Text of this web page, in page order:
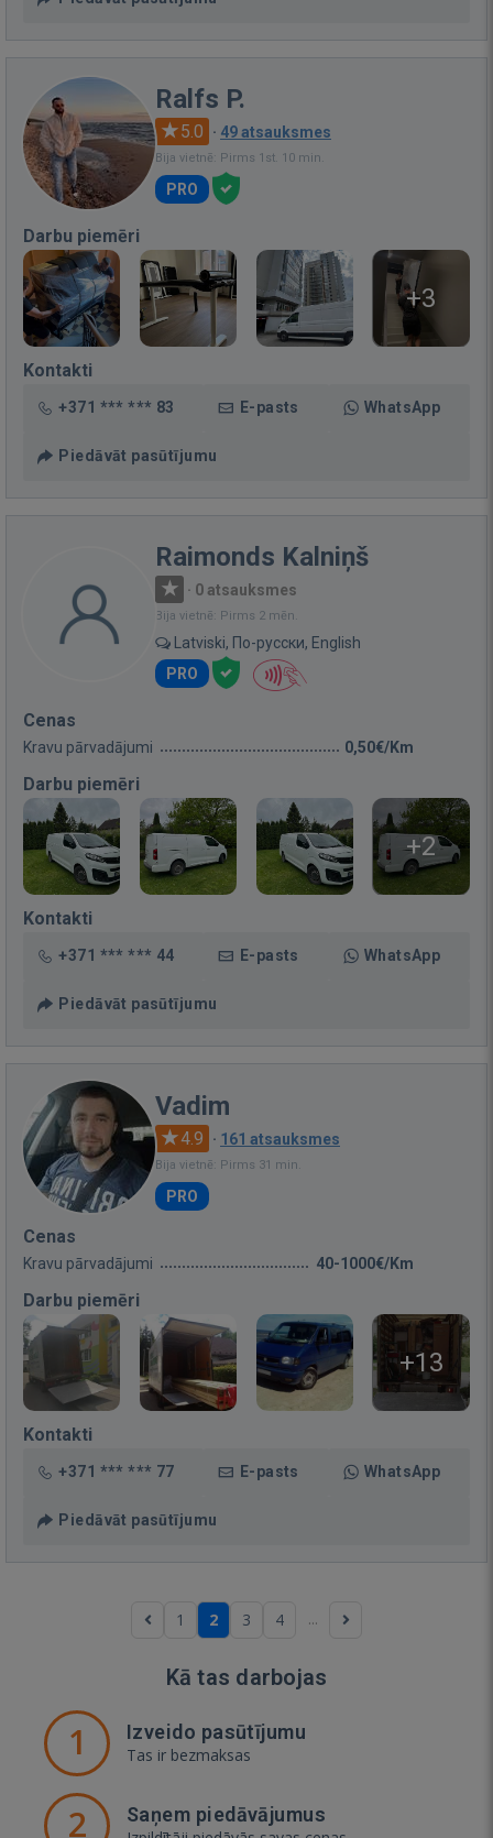
Ralfs P.
5.0 · 49 atsauksmes
Bija vietnē: Pirms 1st. 10 min.
PRO
Darbu piemēri
+3
Kontakti
+371 *** *** 83 E-pasts WhatsApp
Piedāvāt pasūtījumu
Raimonds Kalniņš
· 0 atsauksmes
Bija vietnē: Pirms 2 mēn.
Latviski, По-русски, English
PRO
Cenas
Kravu pārvadājumi 0,50€/Km
Darbu piemēri
+2
Kontakti
+371 *** *** 44 E-pasts WhatsApp
Piedāvāt pasūtījumu
Vadim
4.9 · 161 atsauksmes
Bija vietnē: Pirms 31 min.
PRO
Cenas
Kravu pārvadājumi 40-1000€/Km
Darbu piemēri
+13
Kontakti
+371 *** *** 77 E-pasts WhatsApp
Piedāvāt pasūtījumu
1 2 3 4 ...
Kā tas darbojas
1 Izveido pasūtījumu
Tas ir bezmaksas
2 Saņem piedāvājumus